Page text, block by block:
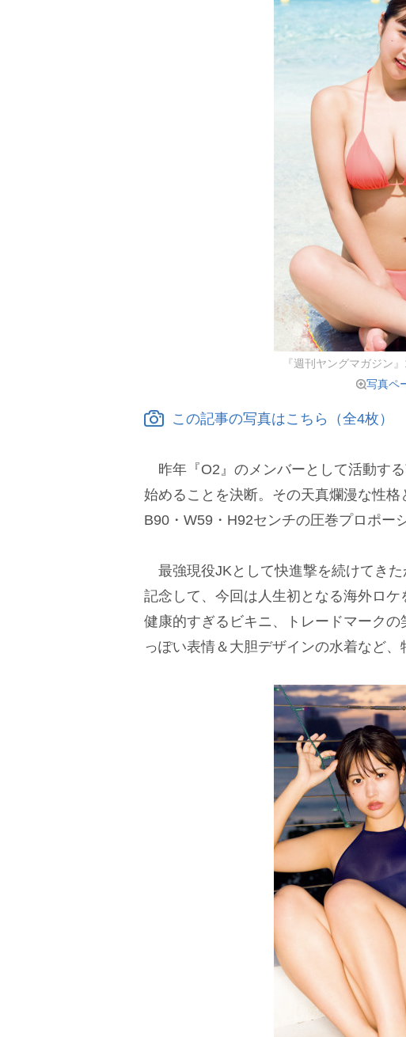
『週刊ヤングマガジン
写真ペ
この記事の写真はこちら（全4枚）
昨年『O2』のメンバーとして活動す
始めることを決断。その天真爛漫な性
B90・W59・H92センチの圧巻プロポー
最強現役JKとして快進撃を続けてき
記念して、今回は人生初となる海外ロケ
健康的すぎるビキニ、トレードマーク
っぽい表情＆大胆デザインの水着など、